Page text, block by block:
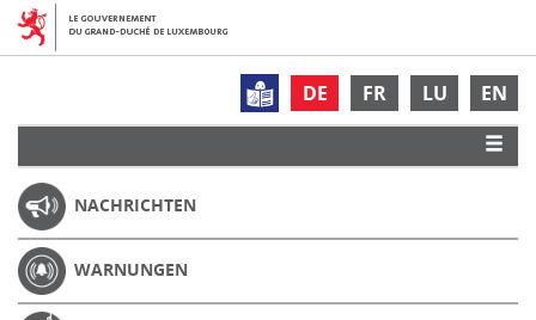
DE FR LU EN
NACHRICHTEN
WARNUNGEN